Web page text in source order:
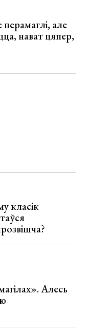
але
нават цяпер,
класік
Алесь